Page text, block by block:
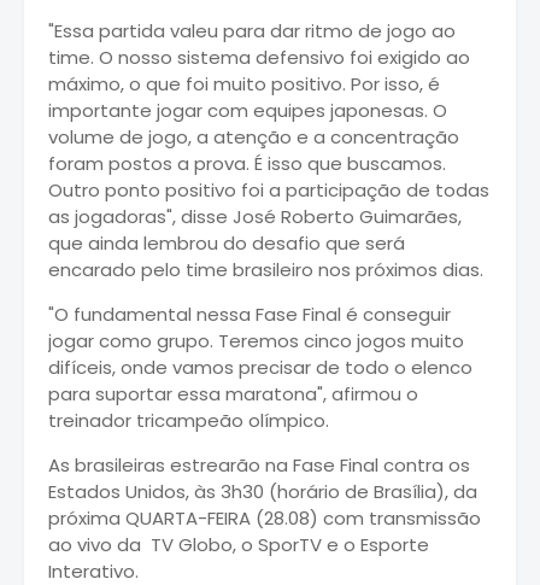
"Essa partida valeu para dar ritmo de jogo ao
time. O nosso sistema defensivo foi exigido ao
máximo, o que foi muito positivo. Por isso, é
importante jogar com equipes japonesas. O
volume de jogo, a atenção e a concentração
foram postos a prova. É isso que buscamos.
Outro ponto positivo foi a participação de todas
as jogadoras", disse José Roberto Guimarães,
que ainda lembrou do desafio que será
encarado pelo time brasileiro nos próximos dias.
"O fundamental nessa Fase Final é conseguir
jogar como grupo. Teremos cinco jogos muito
difíceis, onde vamos precisar de todo o elenco
para suportar essa maratona", afirmou o
treinador tricampeão olímpico.
As brasileiras estrearão na Fase Final contra os
Estados Unidos, às 3h30 (horário de Brasília), da
próxima QUARTA-FEIRA (28.08) com transmissão
ao vivo da TV Globo, o SporTV e o Esporte
Interativo.